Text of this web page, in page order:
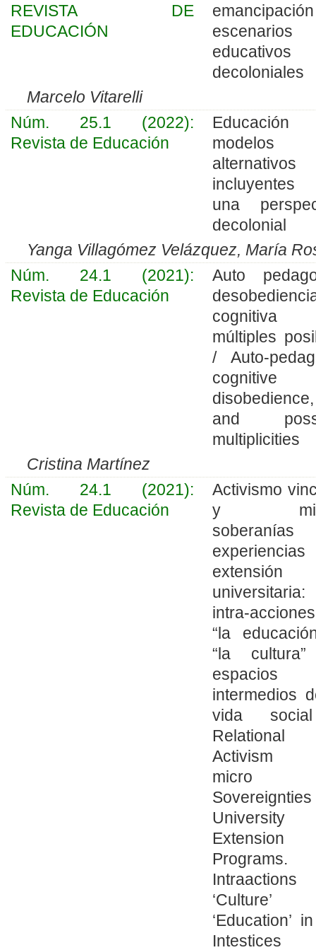
REVISTA DE
EDUCACIÓN
escenarios
educativos
decoloniales
Marcelo Vitarelli
Núm. 25.1 (2022):
Revista de Educación
modelos
alternativos
una
decolonial
Yanga Villagómez Velázquez, María
Núm. 24.1 (2021):
Revista de Educación
Auto
múltiples
/ Auto-
cognitive
disobedience,
and
multiplicities
Cristina Martínez
Núm. 24.1 (2021):
Revista de Educación
Activismo
y
extensión
universitaria:
intra-
“la
“la
espacios
intermedios
vida
Relational
Activism
micro
University
Extension
Programs.
‘Culture’
‘Education’